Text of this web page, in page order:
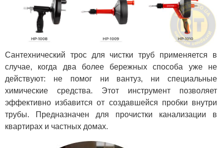
Сантехнический трос для чистки труб применяется в
случае, когда два более бережных способа уже не
действуют: не помог ни вантуз, ни специальные
химические средства. Этот инструмент позволяет
эффективно избавится от создавшейся пробки внутри
трубы. Предназначен для прочистки канализации в
квартирах и частных домах.